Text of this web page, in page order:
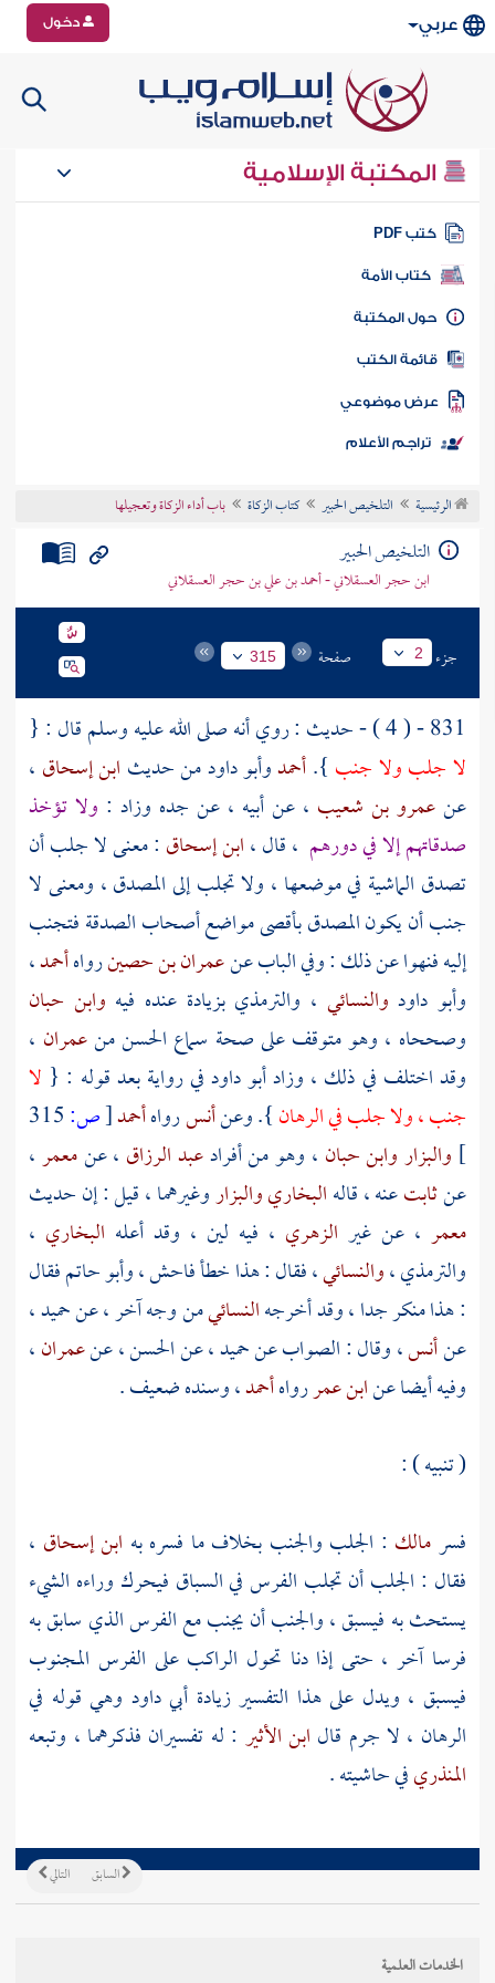
عربي دخول
المكتبة الإسلامية
كتب PDF
كتاب الأمة
المكتبة
الكتب
موضوعي
تراجم الأعلام
الرئيسية التلخيص الحبير كتاب الزكاة باب أداء الزكاة وتعجيلها
التلخيص الحبير
ابن حجر العسقلاني - أحمد بن علي بن حجر العسقلاني
جزء 2 صفحة 315
831 - ( 4 ) - حديث : روي أنه صلى الله عليه وسلم قال : {
لا جلب ولا جنب }.أحمدوأبو داودمن حديث ابن إسحاق ،
عنعمرو بن شعيب ، عن أبيه ، عن جده وزاد : ولا تؤخذ
صدقاتهم إلا في دورهم ، قال ،ابن إسحاق : معنى لا جلب أن
تصدق الماشية في موضعها ، ولا تجلب إلى المصدق ، ومعنى لا
جنب أن يكون المصدق بأقصى مواضع أصحاب الصدقة فتجنب
إليه فنهوا عن ذلك : وفي الباب عنعمران بن حصينرواهأحمد،
وأبو داود والنسائي ، والترمذيبزيادة عنده فيه وابن حبان
وصححاه ، وهو متوقف على صحة سماع الحسنمنعمران ،
وقد اختلف في ذلك ، وزادأبو داودفي رواية بعد قوله : { لا
جنب ، ولا جلب في الرهان}. وعنأنسرواهأحمد[ص:315
] والبزاروابن حبان ، وهو من أفرادعبد الرزاق ، عنمعمر،
عنثابتعنه ، قالهالبخاريوالبزاروغيرهما ، قيل : إن حديث
معمر ، عن غير الزهري ، فيه لين ، وقد أعله البخاري ،
والترمذي،والنسائي، فقال : هذا خطأ فاحش ،وأبو حاتمفقال
: هذا منكر جدا ، وقد أخرجهالنسائيمن وجه آخر ، عنحميد،
عنأنس، وقال : الصواب عنحميد، عنالحسن، عنعمران،
وفيه أيضا عنابن عمررواهأحمد، وسنده ضعيف .
( تنبيه ) :
فسرمالك : الجلب والجنب بخلاف ما فسره به ابن إسحاق ،
فقال : الجلب أن تجلب الفرس في السباق فيحرك وراءه الشيء
يستحث به فيسبق ، والجنب أن يجنب مع الفرس الذي سابق به
فرسا آخر ، حتى إذا دنا تحول الراكب على الفرس المجنوب
فيسبق ، ويدل على هذا التفسير زيادة أبي داود وهي قوله في
الرهان ، لا جرم قال ابن الأثير : له تفسيران فذكرهما ، وتبعه
المنذريفي حاشيته .
التالي السابق
الخدمات العلمية